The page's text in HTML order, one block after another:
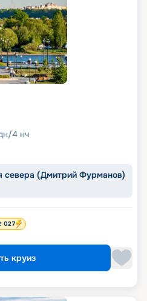
/4 нч
севера (Дмитрий Фурманов)
027
круиз